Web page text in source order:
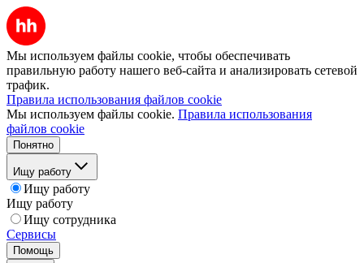
Мы используем файлы cookie, чтобы обеспечивать
правильную работу нашего веб-сайта и анализировать сетевой
трафик.
Правила использования файлов cookie
Мы используем файлы cookie. Правила использования
файлов cookie
Понятно
Ищу работу
Ищу работу
Ищу работу
Ищу сотрудника
Сервисы
Помощь